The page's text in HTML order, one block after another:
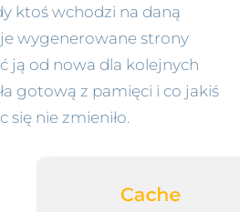
ktoś wchodzi na daną
wygenerowane strony
ją od nowa dla kolejnych
gotową z pamięci i co jakiś
się nie zmieniło.